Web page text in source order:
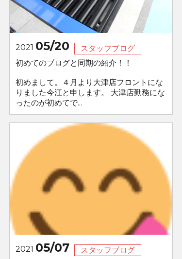
2021 05/20
スタッフブログ
初めてのブログと同期の紹介！！
初めまして。４月より大津店フロントにな
りました今江と申します。 大津店勤務にな
ったのが初めてで...
2021 05/07
スタッフブログ